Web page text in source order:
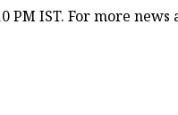
PM IST. For more